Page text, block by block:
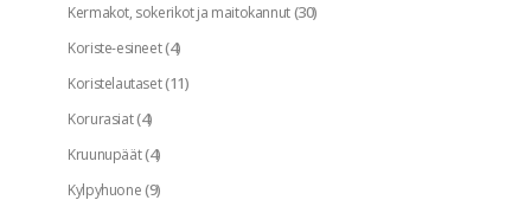
Kermakot, sokerikot ja maitokannut(30)
Koriste-esineet(4)
Koristelautaset(11)
Korurasiat(4)
Kruunupäät(4)
Kylpyhuone(9)